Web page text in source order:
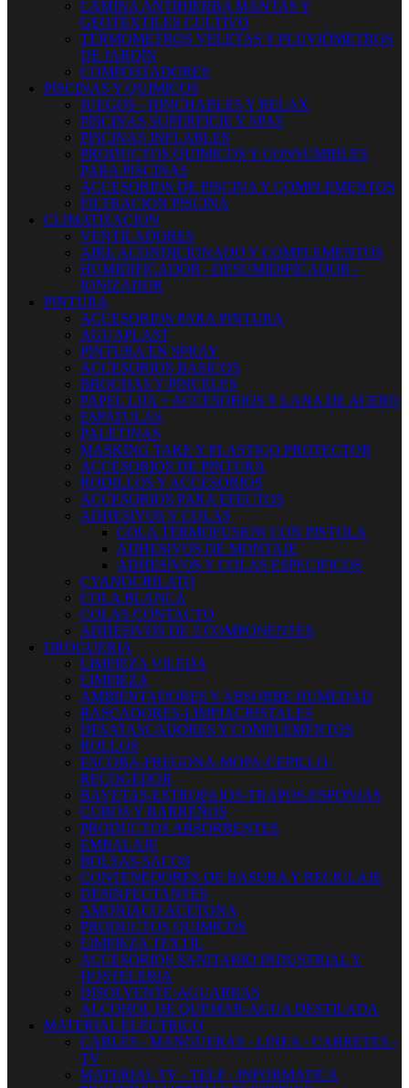
LÁMINA ANTIHIERBA MANTAS Y
GEOTÉXTILES CULTIVO
TERMOMETROS VELETAS Y PLUVIÓMETROS
DE JARDÍN
COMPOSTADORES
PISCINAS Y QUIMICOS
JUEGOS - HINCHABLES Y RELAX
PISCINAS SUPERFICIE Y SPAS
PISCINAS INFLABLES
PRODUCTOS QUIMICOS Y CONSUMIBLES
PARA PISCINAS
ACCESORIOS DE PISCINA Y COMPLEMENTOS
FILTRACION PISCINA
CLIMATIZACION
VENTILADORES
AIRE ACONDICIONADO Y COMPLEMENTOS
HUMIDIFICADOR - DESUMIDIFICADOR -
IONIZADOR
PINTURA
ACCESORIOS PARA PINTURA
AGUAPLAST
PINTURA EN SPRAY
ACCESORIOS BASICOS
BROCHAS Y PINCELES
PAPEL LIJA + ACCESORIOS Y LANA DE ACERO
ESPATULAS
PALETINAS
MASKING TAKE Y PLASTICO PROTECTOR
ACCESORIOS DE PINTURA
RODILLOS Y ACCESORIOS
ACCESORIOS PARA EFECTOS
ADHESIVOS Y COLAS
COLA TERMOFUSION CON PISTOLA
ADHESIVOS DE MONTAJE
ADHESIVOS Y COLAS ESPECIFICOS
CYANOCRILATO
COLA BLANCA
COLAS CONTACTO
ADHESIVOS DE 2 COMPONENTES
DROGUERIA
LIMPIEZA VILEDA
LIMPIEZA
AMBIENTADORES Y ABSORBE HUMEDAD
RASCADORES-LIMPIACRISTALES
DESATASCADORES Y COMPLEMENTOS
ROLLOS
ESCOBA-FREGONA-MOPA-CEPILLO-
RECOGEDOR
BAYETAS-ESTROPAJOS-TRAPOS-ESPONJAS
CUBOS Y BARREÑOS
PRODUCTOS ABSORBENTES
EMBALAJE
BOLSAS-SACOS
CONTENEDORES DE BASURA Y RECICLAJE
DESINFECTANTES
AMONIACO ACETONA
PRODUCTOS QUIMICOS
LIMPIEZA TEXTIL
ACCESORIOS SANITARIO INDUSTRIAL Y
HOSTELERIA
DISOLVENTE-AGUARRAS
ALCOHOL DE QUEMAR-AGUA DESTILADA
MATERIAL ELECTRICO
CABLES - MANGUERAS - LINEA - CARRETES -
TV
MATERIAL TV - TELF - INFORMATICA